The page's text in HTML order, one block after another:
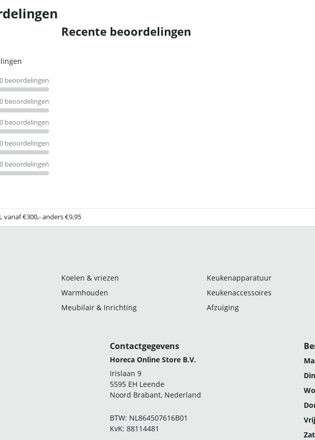
0 beoordelingen
0 beoordelingen
0 beoordelingen
0 beoordelingen
0 beoordelingen
Recente beoordelingen
vanaf €300,- anders €9,95
Koelen & vriezen Keukenapparatuur
Warmhouden Keukenaccessoires
Meubilair & Inrichting Afzuiging
Contactgegevens
Horeca Online Store B.V.
Irislaan 9
5595 EH Leende
Noord Brabant, Nederland
BTW: NL864507616B01
KvK: 88114481